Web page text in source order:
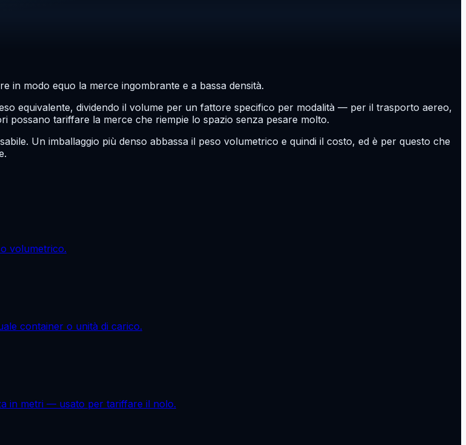
in modo equo la merce ingombrante e a bassa densità.
equivalente, dividendo il volume per un fattore specifico per modalità — per il trasporto aereo,
possano tariffare la merce che riempie lo spazio senza pesare molto.
Un imballaggio più denso abbassa il peso volumetrico e quindi il costo, ed è per questo che
volumetrico.
container o unità di carico.
in metri — usato per tariffare il nolo.